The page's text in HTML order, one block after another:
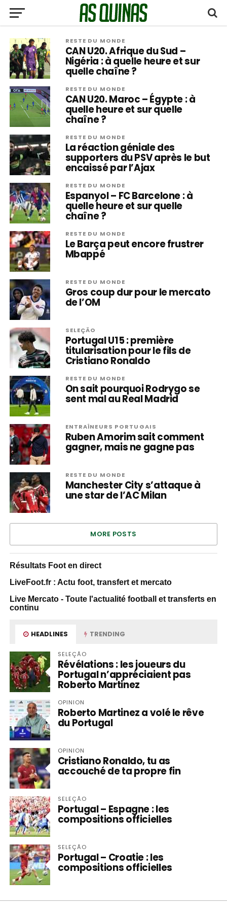
RESTE DU MONDE
CAN U20. Afrique du Sud –
Nigéria : à quelle heure et sur
quelle chaîne ?
RESTE DU MONDE
CAN U20. Maroc – Égypte : à
quelle heure et sur quelle
chaîne ?
RESTE DU MONDE
La réaction géniale des
supporters du PSV après le but
encaissé par l’Ajax
RESTE DU MONDE
Espanyol – FC Barcelone : à
quelle heure et sur quelle
chaîne ?
RESTE DU MONDE
Le Barça peut encore frustrer
Mbappé
RESTE DU MONDE
Gros coup dur pour le mercato
de l’OM
SELEÇÃO
Portugal U15 : première
titularisation pour le fils de
Cristiano Ronaldo
RESTE DU MONDE
On sait pourquoi Rodrygo se
sent mal au Real Madrid
ENTRAÎNEURS PORTUGAIS
Ruben Amorim sait comment
gagner, mais ne gagne pas
RESTE DU MONDE
Manchester City s’attaque à
une star de l’AC Milan
MORE POSTS
Résultats Foot en direct
LiveFoot.fr : Actu foot, transfert et mercato
Live Mercato - Toute l'actualité football et transferts en
continu
HEADLINES TRENDING
SELEÇÃO
Révélations : les joueurs du
Portugal n’appréciaient pas
Roberto Martinez
OPINION
Roberto Martinez a volé le rêve
du Portugal
OPINION
Cristiano Ronaldo, tu as
accouché de ta propre fin
SELEÇÃO
Portugal – Espagne : les
compositions officielles
SELEÇÃO
Portugal – Croatie : les
compositions officielles